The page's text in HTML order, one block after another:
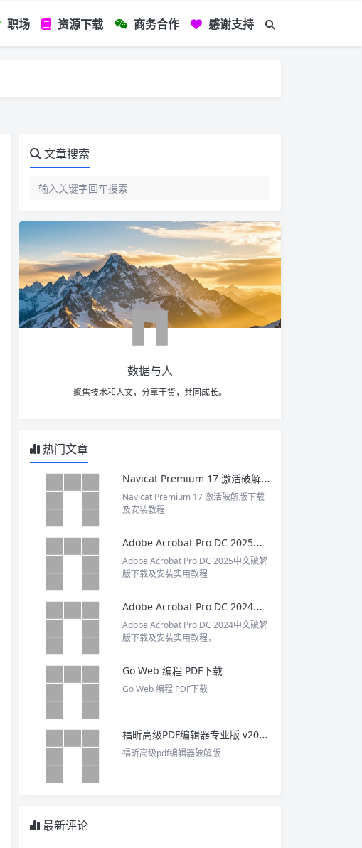
职场 资源下载 商务合作 感谢支持
文章搜索
数据与人
聚焦技术和人文，分享干货，共同成长。
热门文章
Navicat Premium 17 激活破解版下载及安装教程
Navicat Premium 17 激活破解版下载
及安装教程
Adobe Acrobat Pro DC 2025中文破解版下载及安装实用教程
Adobe Acrobat Pro DC 2025中文破解
版下载及安装实用教程
Adobe Acrobat Pro DC 2024中文破解版下载及安装实用教程
Adobe Acrobat Pro DC 2024中文破解
版下载及安装实用教程，
Go Web 编程 PDF下载
Go Web 编程 PDF下载
福昕高级PDF编辑器专业版 v2025 中文激活版
福昕高级pdf编辑器破解版
最新评论